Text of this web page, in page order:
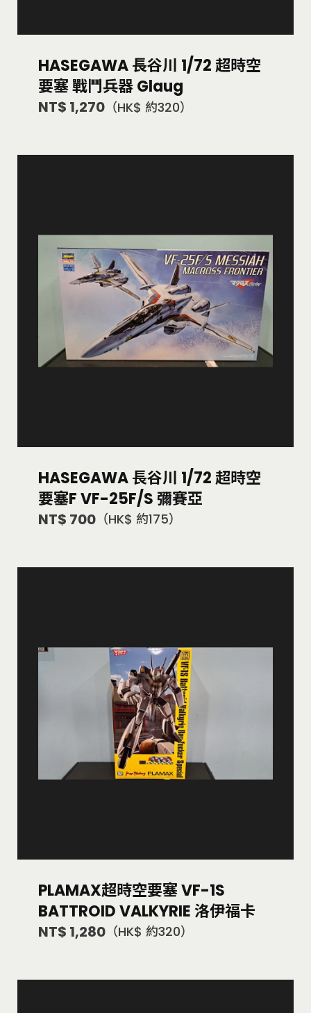
HASEGAWA 長谷川 1/72 超時空
要塞 戰鬥兵器 Glaug
NT$ 1,270 （HK$ 約320）
HASEGAWA 長谷川 1/72 超時空
要塞F VF-25F/S 彌賽亞
NT$ 700 （HK$ 約175）
PLAMAX超時空要塞 VF-1S
BATTROID VALKYRIE 洛伊福卡
NT$ 1,280 （HK$ 約320）